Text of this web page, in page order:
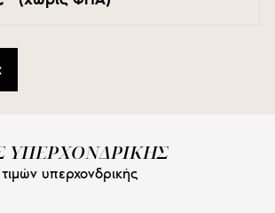
ΥΠΕΡΧΟΝΔΡΙΚΗΣ
υπερχονδρικής